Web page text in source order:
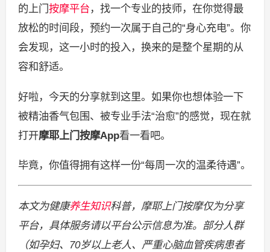
的上门按摩平台 ，找一个专业的技师，在你觉得最
放松的时间段，预约一次属于自己的“身心充电”。你
会发现，这一小时的投入，换来的是整个星期的从
容和舒适。
好啦，今天的分享就到这里。如果你也想体验一下
被精油香气包围、被专业手法“治愈”的感觉，现在就
打开摩耶上门按摩App看一看吧。
毕竟，你值得拥有这样一份“每周一次的温柔待遇”。
本文为健康养生知识科普，摩耶上门按摩仅为分享
平台，具体服务请以平台公示信息为准。部分人群
（如孕妇、70岁以上老人、严重心脑血管疾病患者